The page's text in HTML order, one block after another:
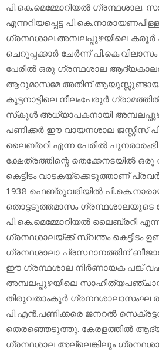
പി.കെ.മെമ്മോറിയല്‍
എന്നറിയപ്പെട്ട
ഗ്രന്ഥശാല.അമ്പലപ്പുഴയിലെ കരൂര്‍
ചെറുപ്പക്കാര്‍ ചേര്‍ന്ന്
പേരില്‍ ഒരു ഗ്രന്ഥശാല
ആറുമാസമേ അതിന്
കുട്ടനാട്ടിലെ നീലംപേരൂര്‍
സ്‌കൂള്‍ അധ്യാപകനായി
പണിക്കര്‍ ഈ വായനശാല ജസ്റ്റിസ്
ലൈബ്രറി എന്ന പേരില്‍
ക്ഷേത്രത്തിന്റെ തെക്കേനടയില്‍
കെട്ടിടം വാടകയ്‌ക്കെടുത്താണ്
1938 ഫെബ്രുവരിയില്‍
തൊട്ടടുത്തമാസം ഗ്രന്ഥശാലയുടെ
പി.കെ.മെമ്മോറിയല്‍ ലൈബ്രറി
ഗ്രന്ഥശാലയ്ക്ക് സ്വന്തം കെട്ടിടം
ഗ്രന്ഥശാലാ പ്രസ്ഥാനത്തിന്
ഈ ഗ്രന്ഥശാല നിര്‍ണായക പങ്ക്
അമ്പലപ്പുഴയിലെ
തിരുവതാംകൂര്‍ ഗ്രന്ഥശാലാസംഘ
പി.എന്‍.പണിക്കരെ ജനറല്‍
തെരഞ്ഞെടുത്തു. കേരളത്തില്‍ ആദ്യം
ഗ്രന്ഥശാല അല്ലെങ്കിലും